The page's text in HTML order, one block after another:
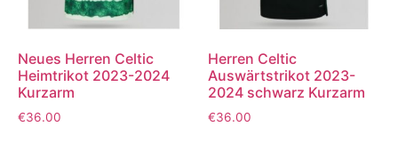
Neues Herren Celtic
Heimtrikot 2023-2024
Kurzarm
€36.00
Herren Celtic
Auswärtstrikot 2023-
2024 schwarz Kurzarm
€36.00